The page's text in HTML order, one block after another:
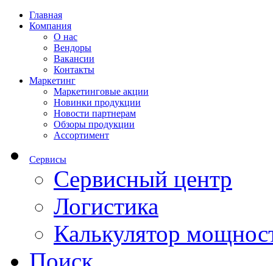
Главная
Компания
О нас
Вендоры
Вакансии
Контакты
Маркетинг
Маркетинговые акции
Новинки продукции
Новости партнерам
Обзоры продукции
Ассортимент
Сервисы
Сервисный центр
Логистика
Калькулятор